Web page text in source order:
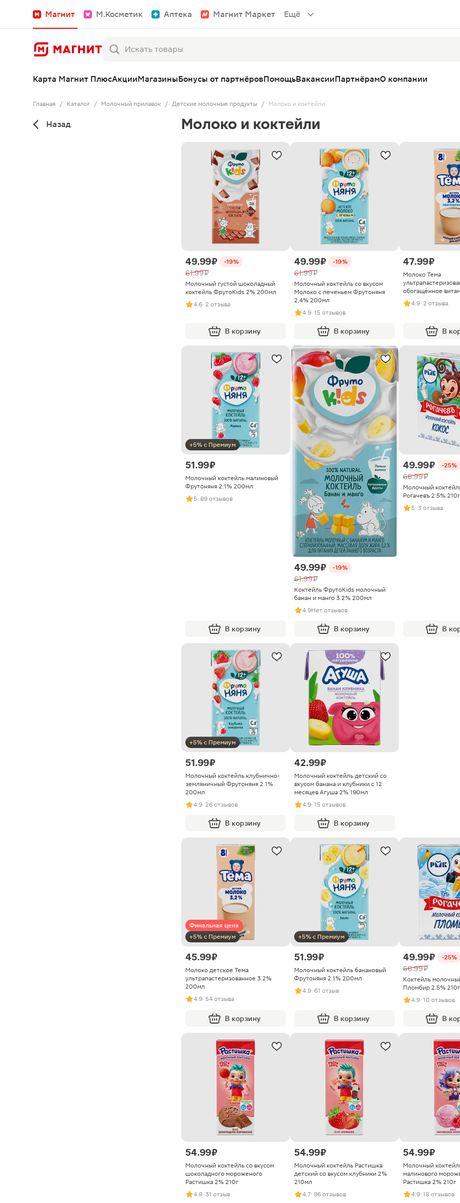
Магнит М.Косметик Аптека Магнит Маркет Ещё
Карта Магнит ПлюсАкцииМагазиныБонусы от партнёровПомощьВакансииПартнёрамО компании
Главная / Каталог / Молочный прилавок / Детские молочные продукты / Молоко и коктейли
Назад Молоко и коктейли
49.99 ₽ -19%
61.99 ₽
Молочный густой шоколадный
коктейль ФрутоKids 2% 200мл
4.6· 2 отзыва
В корзину
49.99 ₽ -19%
61.99 ₽
Молочный коктейль со вкусом
Молоко с печеньем Фрутоняня
2.4% 200мл
4.9· 15 отзывов
В корзину
47.99 ₽
Молоко Тема
обогащённое
200мл
4.9· 2 отзыва
В
+5% с Премиум
51.99 ₽
Молочный коктейль малиновый
Фрутоняня 2.1% 200мл
5· 89 отзывов
В корзину
49.99 ₽ -19%
61.99 ₽
Коктейль ФрутоKids молочный
банан и манго 3.2% 200мл
4.9Нет отзывов
В корзину
49.99 ₽ -25%
66.99 ₽
Молочный
Рогачевъ 2.5% 210г
5· 3 отзыва
В
+5% с Премиум
51.99 ₽
Молочный коктейль клубнично-
земляничный Фрутоняня 2.1%
200мл
4.9· 26 отзывов
В корзину
42.99 ₽
Молочный коктейль детский со
вкусом банана и клубники с 12
месяцев Агуша 2% 190мл
4.9· 15 отзывов
В корзину
Финальная цена
+5% с Премиум
45.99 ₽
Молоко детское Тема
ультрапастеризованное 3.2%
200мл
4.9· 54 отзыва
В корзину
+5% с Премиум
51.99 ₽
Молочный коктейль банановый
Фрутоняня 2.1% 200мл
4.9· 61 отзыв
В корзину
49.99 ₽ -25%
66.99 ₽
Коктейль
Пломбир 2.5% 210г
4.9· 10 отзывов
В
54.99 ₽
Молочный коктейль со вкусом
шоколадного мороженого
Растишка 2% 210г
4.8· 31 отзыв
54.99 ₽
Молочный коктейль Растишка
детский со вкусом клубники 2%
210мл
4.7· 96 отзывов
54.99 ₽
Молочный
малинового
Растишка 2% 210г
4.9· 18 отзывов